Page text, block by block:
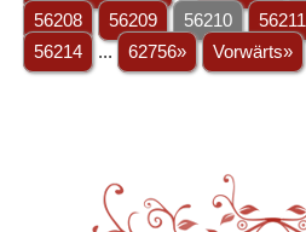
56208
56209 56210 56211
56214
... 62756» Vorwärts»